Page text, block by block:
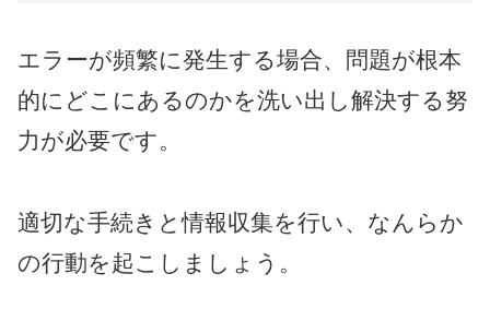
エラーが頻繁に発生する場合、問題が根本
的にどこにあるのかを洗い出し解決する努
力が必要です。
適切な手続きと情報収集を行い、なんらか
の行動を起こしましょう。